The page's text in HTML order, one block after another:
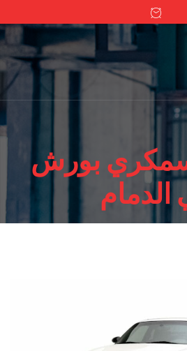
بورش